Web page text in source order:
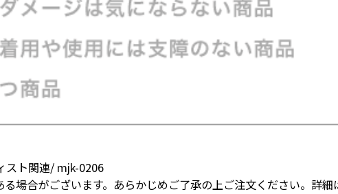
ト関連/ mjk-0206
場合がございます。あらかじめご了承の上ご注文ください。詳細